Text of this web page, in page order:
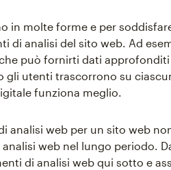
in molte forme e per
di analisi del sito web. Ad
può fornirti dati approfonditi
utenti trascorrono su
funziona meglio.
analisi web per un sito web
web nel lungo periodo.
di analisi web qui sotto e